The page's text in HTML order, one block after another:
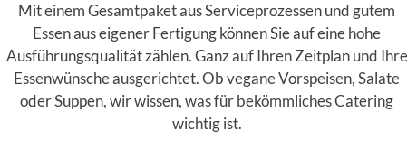
Mit einem Gesamtpaket aus Serviceprozessen und gutem
Essen aus eigener Fertigung können Sie auf eine hohe
Ausführungsqualität zählen. Ganz auf Ihren Zeitplan und Ihre
Essenwünsche ausgerichtet. Ob vegane Vorspeisen, Salate
oder Suppen, wir wissen, was für bekömmliches Catering
wichtig ist.